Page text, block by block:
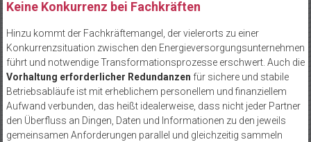
Keine Konkurrenz bei Fachkräften
Hinzu kommt der Fachkräftemangel, der vielerorts zu einer
Konkurrenzsituation zwischen den Energieversorgungsunternehmen
führt und notwendige Transformationsprozesse erschwert. Auch die
Vorhaltung erforderlicher Redundanzen für sichere und stabile
Betriebsabläufe ist mit erheblichem personellem und finanziellem
Aufwand verbunden, das heißt idealerweise, dass nicht jeder Partner
den Überfluss an Dingen, Daten und Informationen zu den jeweils
gemeinsamen Anforderungen parallel und gleichzeitig sammeln